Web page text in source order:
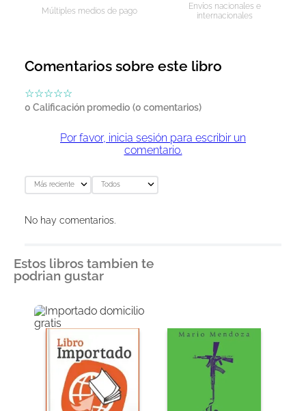
Múltiples medios de pago
Envíos nacionales e
internacionales
Comentarios sobre este libro
☆☆☆☆☆
0 Calificación promedio (0 comentarios)
Por favor, inicia sesión para escribir un
comentario.
Más reciente Todos
No hay comentarios.
Estos libros tambien te
podrian gustar